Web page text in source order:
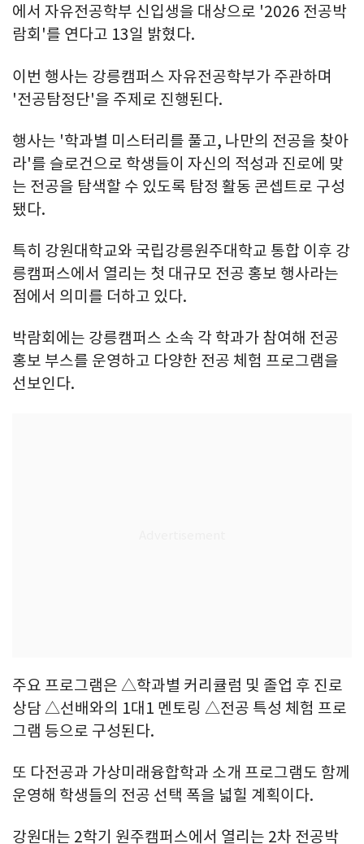
에서 자유전공학부 신입생을 대상으로 '2026 전공박
람회'를 연다고 13일 밝혔다.
이번 행사는 강릉캠퍼스 자유전공학부가 주관하며
'전공탐정단'을 주제로 진행된다.
행사는 '학과별 미스터리를 풀고, 나만의 전공을 찾아
라'를 슬로건으로 학생들이 자신의 적성과 진로에 맞
는 전공을 탐색할 수 있도록 탐정 활동 콘셉트로 구성
됐다.
특히 강원대학교와 국립강릉원주대학교 통합 이후 강
릉캠퍼스에서 열리는 첫 대규모 전공 홍보 행사라는
점에서 의미를 더하고 있다.
박람회에는 강릉캠퍼스 소속 각 학과가 참여해 전공
홍보 부스를 운영하고 다양한 전공 체험 프로그램을
선보인다.
주요 프로그램은 △학과별 커리큘럼 및 졸업 후 진로
상담 △선배와의 1대1 멘토링 △전공 특성 체험 프로
그램 등으로 구성된다.
또 다전공과 가상미래융합학과 소개 프로그램도 함께
운영해 학생들의 전공 선택 폭을 넓힐 계획이다.
강원대는 2학기 원주캠퍼스에서 열리는 2차 전공박